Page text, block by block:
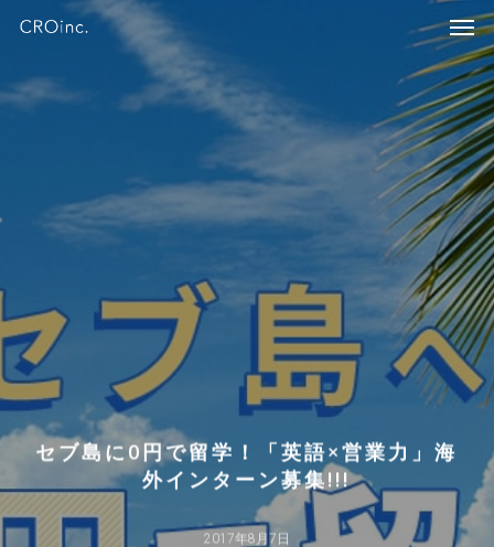
content
セブ島に0円で留学！「英語×営業力」海
外インターン募集!!!
2017年8月7日
Menu